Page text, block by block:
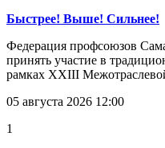
Быстрее! Выше! Сильнее!
Федерация профсоюзов
принять участие в
рамках XXIII
05 августа 2026 12:00
1